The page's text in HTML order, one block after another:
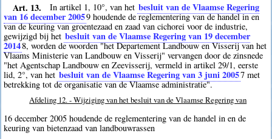
Art. 13. In artikel 1, 10°, van het besluit van de Vlaamse Regering
van 16 december 20059 houdende de reglementering van de handel in en
van de keuring van groentezaad en zaad van cichorei voor de industrie,
gewijzigd bij het besluit van de Vlaamse Regering van 19 december
20148, worden de woorden "het Departement Landbouw en Visserij van het
Vlaams Ministerie van Landbouw en Visserij" vervangen door de zinsnede
"het Agentschap Landbouw en Zeevisserij, vermeld in artikel 29/1, eerste
lid, 2°, van het besluit van de Vlaamse Regering van 3 juni 20057 met
betrekking tot de organisatie van de Vlaamse administratie".
Afdeling 12. - Wijziging van het besluit van de Vlaamse Regering van
16 december 2005 houdende de reglementering van de handel in en de
keuring van bietenzaad van landbouwrassen